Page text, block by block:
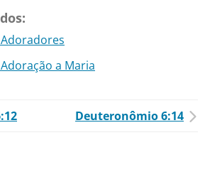
a Maria
Deuteronômio 6:14